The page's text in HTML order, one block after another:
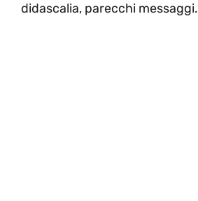
didascalia, parecchi messaggi.